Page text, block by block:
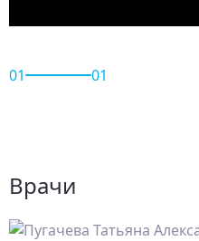
01 01
Врачи